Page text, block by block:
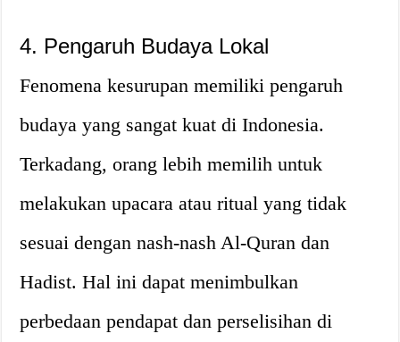
4. Pengaruh Budaya Lokal
Fenomena kesurupan memiliki pengaruh
budaya yang sangat kuat di Indonesia.
Terkadang, orang lebih memilih untuk
melakukan upacara atau ritual yang tidak
sesuai dengan nash-nash Al-Quran dan
Hadist. Hal ini dapat menimbulkan
perbedaan pendapat dan perselisihan di